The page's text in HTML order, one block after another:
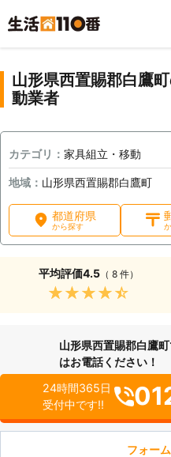
山形県西置賜郡白鷹
動業者
カテゴリ： 家具組立・移動
地域： 山形県西置賜郡白鷹町
都道府県
から探す
平均評価4.5（ 8 件）
★★★★★
山形県西置賜郡白鷹
はお電話ください！
24時間365日
受付中です!!
フォー